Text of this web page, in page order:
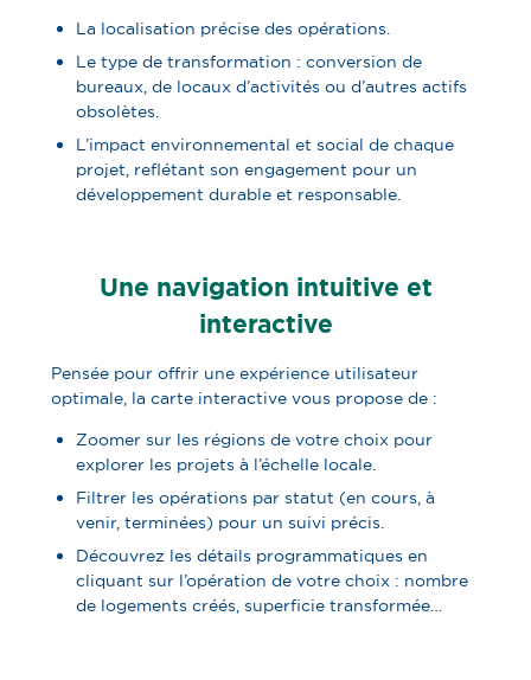
La localisation précise des opérations.
Le type de transformation : conversion de
bureaux, de locaux d’activités ou d’autres actifs
obsolètes.
L’impact environnemental et social de chaque
projet, reflétant son engagement pour un
développement durable et responsable.
Une navigation intuitive et
interactive
Pensée pour offrir une expérience utilisateur
optimale, la carte interactive vous propose de :
Zoomer sur les régions de votre choix pour
explorer les projetsà l’échelle locale.
Filtrer les opérations par statut (en cours, à
venir, terminées) pour un suivi précis.
Découvrez les détails programmatiques en
cliquant sur l’opération de votre choix : nombre
de logements créés, superficie transformée…